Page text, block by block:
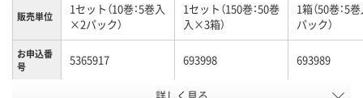
販売単位
1セット（10巻：5巻入
×2パック）
1セット（150巻：50巻
入×3箱）
1箱（50巻：5
パック）
お申込番
号
5365917 693998 693989